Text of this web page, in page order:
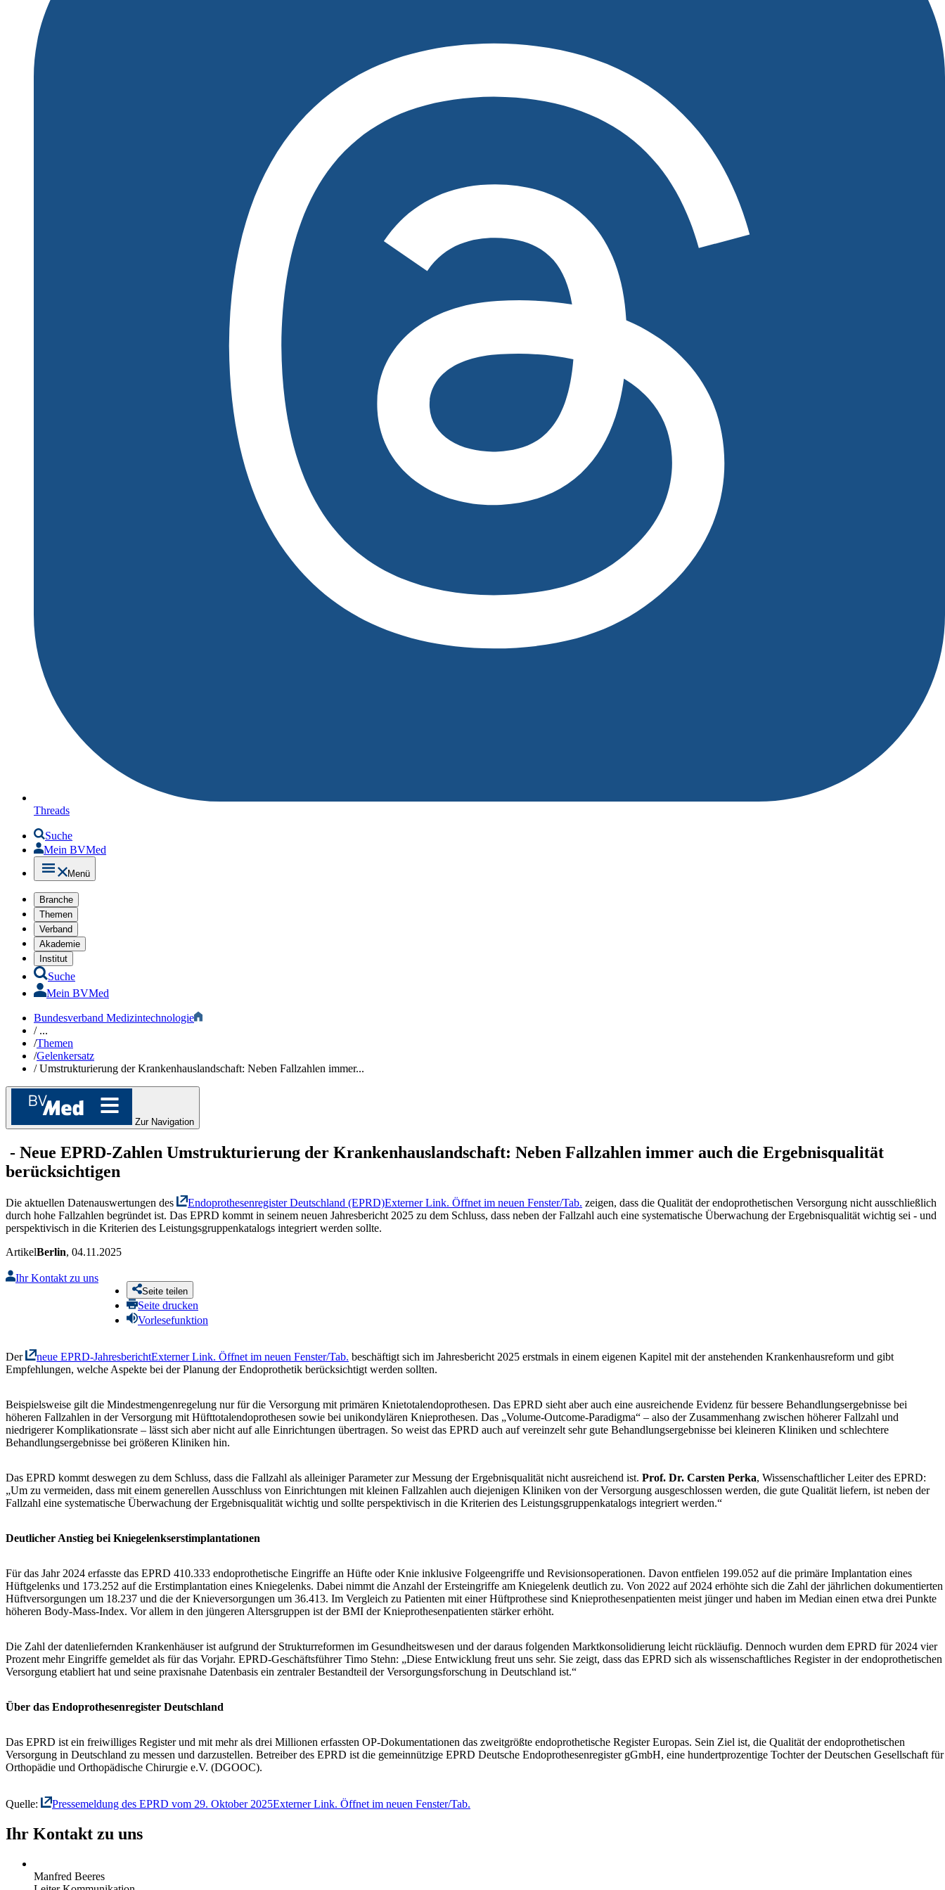
Threads
Suche
Mein BVMed
Menü
Branche
Themen
Verband
Akademie
Institut
Suche
Mein BVMed
Bundesverband Medizintechnologie
/...
/Themen
/Gelenkersatz​
/Umstrukturierung der Krankenhauslandschaft: Neben Fallzahlen immer...
Zur Navigation
- Neue EPRD-Zahlen Umstrukturierung der Krankenhauslandschaft: Neben Fallzahlen immer auch die Ergebnisqualität
berücksichtigen
Die aktuellen Datenauswertungen des Endoprothesenregister Deutschland (EPRD)Externer Link. Öffnet im neuen Fenster/Tab. zeigen, dass die Qualität der endoprothetischen Versorgung nicht ausschließlich
durch hohe Fallzahlen begründet ist. Das EPRD kommt in seinem neuen Jahresbericht 2025 zu dem Schluss, dass neben der Fallzahl auch eine systematische Überwachung der Ergebnisqualität wichtig sei - und
perspektivisch in die Kriterien des Leistungsgruppenkatalogs integriert werden sollte.
ArtikelBerlin, 04.11.2025
Ihr Kontakt zu uns
Seite teilen
Seite drucken
Vorlesefunktion
Der neue EPRD-JahresberichtExterner Link. Öffnet im neuen Fenster/Tab. beschäftigt sich im Jahresbericht 2025 erstmals in einem eigenen Kapitel mit der anstehenden Krankenhausreform und gibt
Empfehlungen, welche Aspekte bei der Planung der Endoprothetik berücksichtigt werden sollten.
Beispielsweise gilt die Mindestmengenregelung nur für die Versorgung mit primären Knietotalendoprothesen. Das EPRD sieht aber auch eine ausreichende Evidenz für bessere Behandlungsergebnisse bei
höheren Fallzahlen in der Versorgung mit Hüfttotalendoprothesen sowie bei unikondylären Knieprothesen. Das „Volume-Outcome-Paradigma“ – also der Zusammenhang zwischen höherer Fallzahl und
niedrigerer Komplikationsrate – lässt sich aber nicht auf alle Einrichtungen übertragen. So weist das EPRD auch auf vereinzelt sehr gute Behandlungsergebnisse bei kleineren Kliniken und schlechtere
Behandlungsergebnisse bei größeren Kliniken hin.
Das EPRD kommt deswegen zu dem Schluss, dass die Fallzahl als alleiniger Parameter zur Messung der Ergebnisqualität nicht ausreichend ist. Prof. Dr. Carsten Perka, Wissenschaftlicher Leiter des EPRD:
„Um zu vermeiden, dass mit einem generellen Ausschluss von Einrichtungen mit kleinen Fallzahlen auch diejenigen Kliniken von der Versorgung ausgeschlossen werden, die gute Qualität liefern, ist neben der
Fallzahl eine systematische Überwachung der Ergebnisqualität wichtig und sollte perspektivisch in die Kriterien des Leistungsgruppenkatalogs integriert werden.“
Deutlicher Anstieg bei Kniegelenkserstimplantationen
Für das Jahr 2024 erfasste das EPRD 410.333 endoprothetische Eingriffe an Hüfte oder Knie inklusive Folgeengriffe und Revisionsoperationen. Davon entfielen 199.052 auf die primäre Implantation eines
Hüftgelenks und 173.252 auf die Erstimplantation eines Kniegelenks. Dabei nimmt die Anzahl der Ersteingriffe am Kniegelenk deutlich zu. Von 2022 auf 2024 erhöhte sich die Zahl der jährlichen dokumentierten
Hüftversorgungen um 18.237 und die der Knieversorgungen um 36.413. Im Vergleich zu Patienten mit einer Hüftprothese sind Knieprothesenpatienten meist jünger und haben im Median einen etwa drei Punkte
höheren Body-Mass-Index. Vor allem in den jüngeren Altersgruppen ist der BMI der Knieprothesenpatienten stärker erhöht.
Die Zahl der datenliefernden Krankenhäuser ist aufgrund der Strukturreformen im Gesundheitswesen und der daraus folgenden Marktkonsolidierung leicht rückläufig. Dennoch wurden dem EPRD für 2024 vier
Prozent mehr Eingriffe gemeldet als für das Vorjahr. EPRD-Geschäftsführer Timo Stehn: „Diese Entwicklung freut uns sehr. Sie zeigt, dass das EPRD sich als wissenschaftliches Register in der endoprothetischen
Versorgung etabliert hat und seine praxisnahe Datenbasis ein zentraler Bestandteil der Versorgungsforschung in Deutschland ist.“
Über das Endoprothesenregister Deutschland
Das EPRD ist ein freiwilliges Register und mit mehr als drei Millionen erfassten OP-Dokumentationen das zweitgrößte endoprothetische Register Europas. Sein Ziel ist, die Qualität der endoprothetischen
Versorgung in Deutschland zu messen und darzustellen. Betreiber des EPRD ist die gemeinnützige EPRD Deutsche Endoprothesenregister gGmbH, eine hundertprozentige Tochter der Deutschen Gesellschaft für
Orthopädie und Orthopädische Chirurgie e.V. (DGOOC).
Quelle: Pressemeldung des EPRD vom 29. Oktober 2025Externer Link. Öffnet im neuen Fenster/Tab.
Ihr Kontakt zu uns
Manfred Beeres